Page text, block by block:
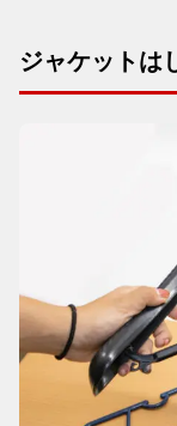
ジャケットは